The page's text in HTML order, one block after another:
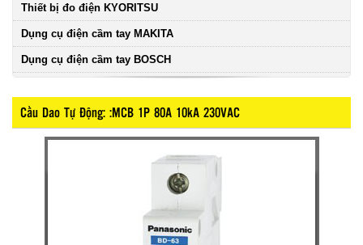
Thiết bị đo điện KYORITSU
Dụng cụ điện cầm tay MAKITA
Dụng cụ điện cầm tay BOSCH
Cầu Dao Tự Động: :MCB 1P 80A 10kA 230VAC